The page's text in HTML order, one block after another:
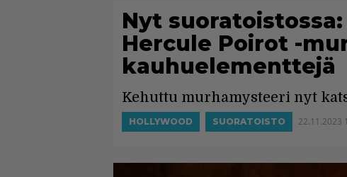
Nyt
Hercule Poirot -
kauhuelementtejä
Kehuttu murhamysteeri nyt
HOLLYWOOD SUORATOISTO 22.11.2023